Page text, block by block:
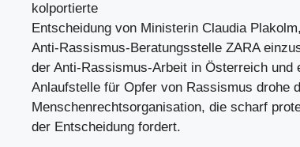
kolportierte
Entscheidung von Ministerin Claudia
Anti-Rassismus-Beratungsstelle ZARA
der Anti-Rassismus-Arbeit in Österreich und
Anlaufstelle für Opfer von Rassismus drohe
Menschenrechtsorganisation, die scharf
der Entscheidung fordert.